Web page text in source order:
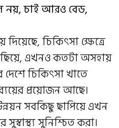
নয়, চাই আরও বেড,
চিকিৎসা ক্ষেত্রে
এখনও কতটা অসহায়
চিকিৎসা খাতে
প্রয়োজন আছে।
সবকিছু ছাপিয়ে এখন
সুনিশ্চিত করা।